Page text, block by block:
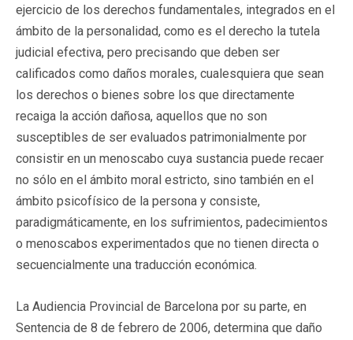
ejercicio de los derechos fundamentales, integrados en el
ámbito de la personalidad, como es el derecho la tutela
judicial efectiva, pero precisando que deben ser
calificados como daños morales, cualesquiera que sean
los derechos o bienes sobre los que directamente
recaiga la acción dañosa, aquellos que no son
susceptibles de ser evaluados patrimonialmente por
consistir en un menoscabo cuya sustancia puede recaer
no sólo en el ámbito moral estricto, sino también en el
ámbito psicofísico de la persona y consiste,
paradigmáticamente, en los sufrimientos, padecimientos
o menoscabos experimentados que no tienen directa o
secuencialmente una traducción económica.
La Audiencia Provincial de Barcelona por su parte, en
Sentencia de 8 de febrero de 2006, determina que daño